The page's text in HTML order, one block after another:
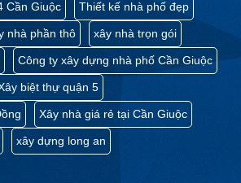
ANH NGUYỄN VĂN TRUNG
Tôi cảm thấy hài lòng khi sử dụng
dịch vụ tại đây .
Thiết kế đúng nhu cầu , sử dụng dịch vụ
khá an tâm .
Cần Giuộc Thiết kế nhà phố đẹp
nhà phần thô xây nhà trọn gói
Công ty xây dựng nhà phố Cần Giuộc
biệt thự quận 5
Xây nhà giá rẻ tại Cần Giuộc
xây dựng long an